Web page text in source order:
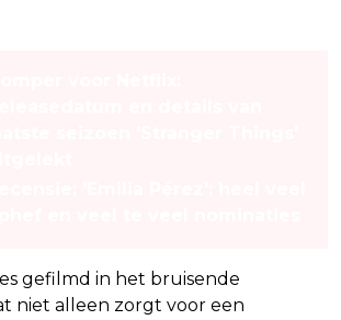
gefilmd in het bruisende
niet alleen zorgt voor een